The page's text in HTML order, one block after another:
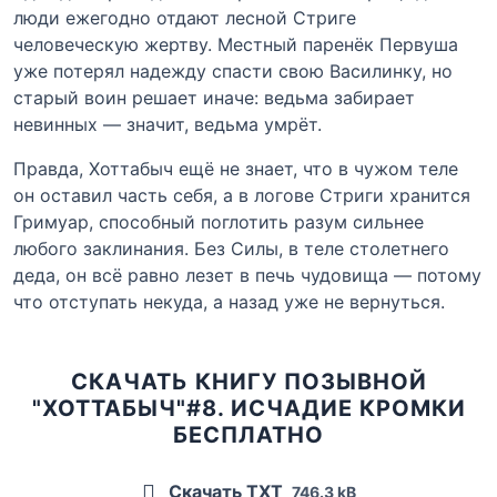
люди ежегодно отдают лесной Стриге
человеческую жертву. Местный паренёк Первуша
уже потерял надежду спасти свою Василинку, но
старый воин решает иначе: ведьма забирает
невинных — значит, ведьма умрёт.
Правда, Хоттабыч ещё не знает, что в чужом теле
он оставил часть себя, а в логове Стриги хранится
Гримуар, способный поглотить разум сильнее
любого заклинания. Без Силы, в теле столетнего
деда, он всё равно лезет в печь чудовища — потому
что отступать некуда, а назад уже не вернуться.
СКАЧАТЬ КНИГУ ПОЗЫВНОЙ
"ХОТТАБЫЧ"#8. ИСЧАДИЕ КРОМКИ
БЕСПЛАТНО
Скачать TXT 746.3 kB